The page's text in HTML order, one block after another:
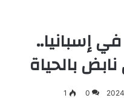
إسبانيا..
بالحياة
0
1